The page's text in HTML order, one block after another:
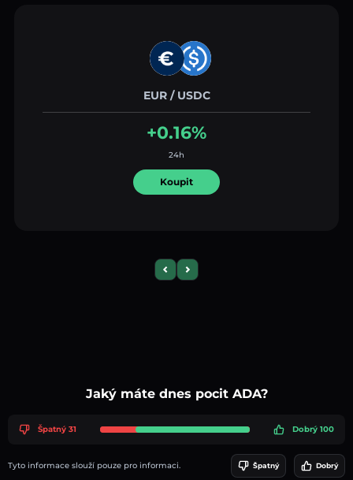
EUR / USDC
+0.16%
24h
Koupit
Previous slide
Next slide
Jaký máte dnes pocit ADA?
Špatný 31 Dobrý 100
Tyto informace slouží pouze pro informaci. Špatný Dobrý